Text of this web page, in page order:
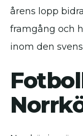
årens lopp
framgång och
inom den